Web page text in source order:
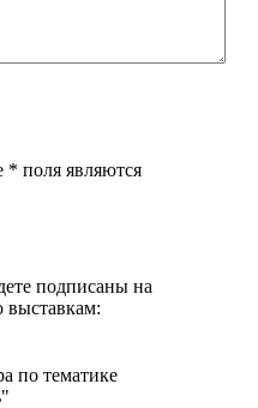
* поля являются
подписаны на
выставкам:
по тематике